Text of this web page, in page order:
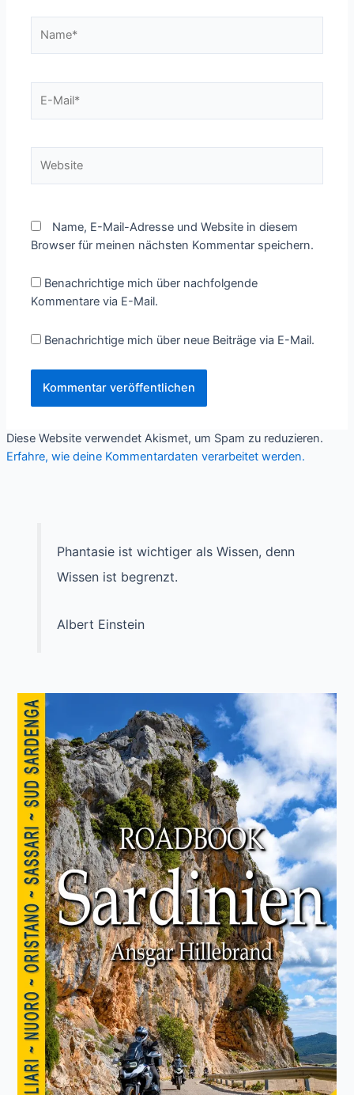
Mail*
Name, E-Mail-Adresse und Website in diesem
Browser für meinen nächsten Kommentar speichern.
Benachrichtige mich über nachfolgende
Kommentare via E-Mail.
Benachrichtige mich über neue Beiträge via E-Mail.
Diese Website verwendet Akismet, um Spam zu reduzieren.
Erfahre, wie deine Kommentardaten verarbeitet werden.
Phantasie ist wichtiger als Wissen, denn
Wissen ist begrenzt.
Albert Einstein